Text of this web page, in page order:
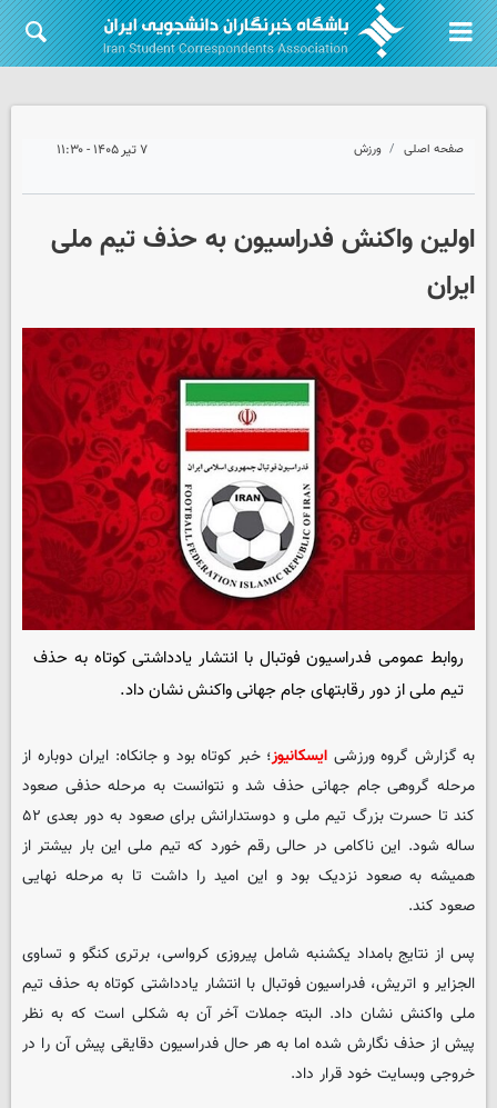
صفحه اصلی ورزش ۷ تیر ۱۴۰۵ - ۱۱:۳۰
اولین واکنش فدراسیون به حذف تیم ملی
ایران
روابط عمومی فدراسیون فوتبال با انتشار یادداشتی کوتاه به حذف
تیم ملی از دور رقابتهای جام جهانی واکنش نشان داد.
به گزارش گروه ورزشی ایسکانیوز؛ خبر کوتاه بود و جانکاه: ایران دوباره از
مرحله گروهی جام جهانی حذف شد و نتوانست به مرحله حذفی صعود
کند تا حسرت بزرگ تیم ملی و دوستدارانش برای صعود به دور بعدی ۵۲
ساله شود. این ناکامی در حالی رقم خورد که تیم ملی این بار بیشتر از
همیشه به صعود نزدیک بود و این امید را داشت تا به مرحله نهایی
صعود کند.
پس از نتایج بامداد یکشنبه شامل پیروزی کرواسی، برتری کنگو و تساوی
الجزایر و اتریش، فدراسیون فوتبال با انتشار یادداشتی کوتاه به حذف تیم
ملی واکنش نشان داد. البته جملات آخر آن به شکلی است که به نظر
پیش از حذف نگارش شده اما به هر حال فدراسیون دقایقی پیش آن را در
خروجی وبسایت خود قرار داد.